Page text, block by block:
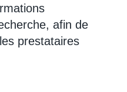
afin de
prestataires